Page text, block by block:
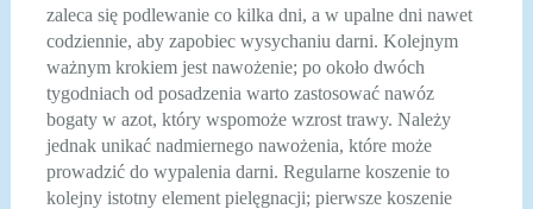
zaleca się podlewanie co kilka dni, a w upalne dni nawet
codziennie, aby zapobiec wysychaniu darni. Kolejnym
ważnym krokiem jest nawożenie; po około dwóch
tygodniach od posadzenia warto zastosować nawóz
bogaty w azot, który wspomoże wzrost trawy. Należy
jednak unikać nadmiernego nawożenia, które może
prowadzić do wypalenia darni. Regularne koszenie to
kolejny istotny element pielęgnacji; pierwsze koszenie